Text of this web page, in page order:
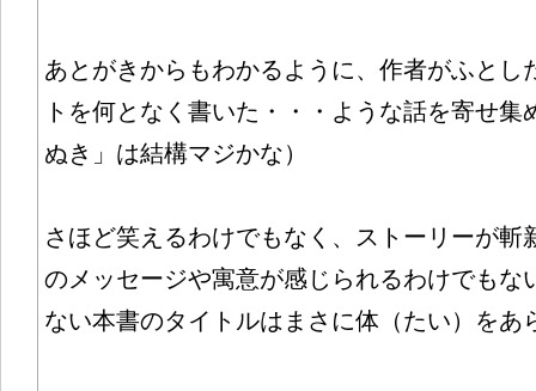
あとがきからもわかるように、作者がふとし
トを何となく書いた・・・ような話を寄せ
ぬき」は結構マジかな）
さほど笑えるわけでもなく、ストーリーが斬
のメッセージや寓意が感じられるわけでもな
ない本書のタイトルはまさに体（たい）をあ